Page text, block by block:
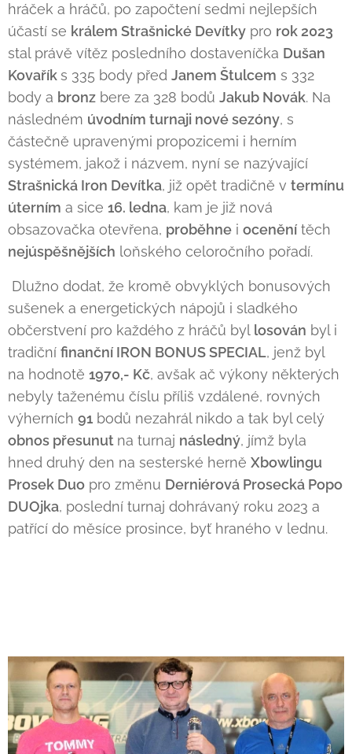
hráček a hráčů, po započtení sedmi nejlepších
účastí se králem Strašnické Devítky pro rok 2023
stal právě vítěz posledního dostaveníčka Dušan
Kovaříks 335 body před Janem Štulcem s 332
body a bronz bere za 328 bodů Jakub Novák. Na
následném úvodním turnaji nové sezóny, s
částečně upravenými propozicemi i herním
systémem, jakož i názvem, nyní se nazývající
Strašnická Iron Devítka, již opět tradičně v termínu
úterním a sice 16. ledna, kam je již nová
obsazovačka otevřena, proběhne i ocenění těch
nejúspěšnějších loňského celoročního pořadí.
Dlužno dodat, že kromě obvyklých bonusových
sušenek a energetických nápojů i sladkého
občerstvení pro každého z hráčů byl losován byl i
tradiční finanční IRON BONUS SPECIAL, jenž byl
na hodnotě 1970,- Kč, avšak ač výkony některých
nebyly taženému číslu příliš vzdálené, rovných
výherních 91 bodů nezahrál nikdo a tak byl celý
obnos přesunut na turnaj následný, jímž byla
hned druhý den na sesterské herně Xbowlingu
Prosek Duo pro změnu Derniérová Prosecká Popo
DUOjka, poslední turnaj dohrávaný roku 2023 a
patřící do měsíce prosince, byť hraného v lednu.